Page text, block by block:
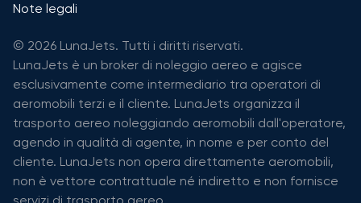
Note legali
© 2026 LunaJets. Tutti i diritti riservati.
LunaJets è un broker di noleggio aereo e agisce
esclusivamente come intermediario tra operatori di
aeromobili terzi e il cliente. LunaJets organizza il
trasporto aereo noleggiando aeromobili dall'operatore,
agendo in qualità di agente, in nome e per conto del
cliente. LunaJets non opera direttamente aeromobili,
non è vettore contrattuale né indiretto e non fornisce